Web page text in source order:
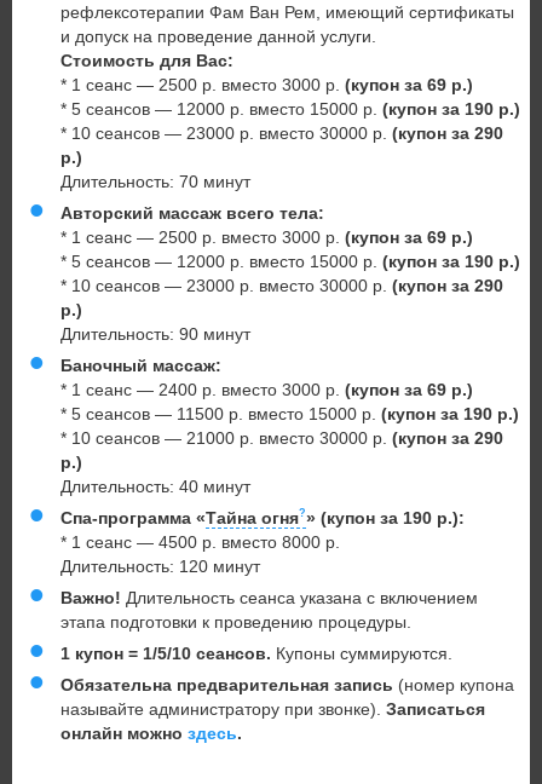
рефлексотерапии Фам Ван Рем, имеющий сертификаты
и допуск на проведение данной услуги.
Стоимость для Вас:
* 1 сеанс — 2500 р. вместо 3000 р. (купон за 69 р.)
* 5 сеансов — 12000 р. вместо 15000 р. (купон за 190 р.)
* 10 сеансов — 23000 р. вместо 30000 р. (купон за 290
р.)
Длительность: 70 минут
Авторский массаж всего тела:
* 1 сеанс — 2500 р. вместо 3000 р. (купон за 69 р.)
* 5 сеансов — 12000 р. вместо 15000 р. (купон за 190 р.)
* 10 сеансов — 23000 р. вместо 30000 р. (купон за 290
р.)
Длительность: 90 минут
Баночный массаж:
* 1 сеанс — 2400 р. вместо 3000 р. (купон за 69 р.)
* 5 сеансов — 11500 р. вместо 15000 р. (купон за 190 р.)
* 10 сеансов — 21000 р. вместо 30000 р. (купон за 290
р.)
Длительность: 40 минут
Спа-программа «Тайна огня » (купон за 190 р.):
* 1 сеанс — 4500 р. вместо 8000 р.
Длительность: 120 минут
Важно! Длительность сеанса указана с включением
этапа подготовки к проведению процедуры.
1 купон = 1/5/10 сеансов. Купоны суммируются.
Обязательна предварительная запись (номер купона
называйте администратору при звонке). Записаться
онлайн можно здесь.